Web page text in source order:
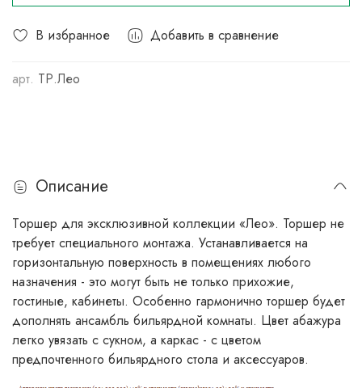
В избранное Добавить в сравнение
арт. ТР.Лео
Описание
Tоршер для эксклюзивной коллекции «Лео». Торшер не
требует специального монтажа. Устанавливается на
горизонтальную поверхность в помещениях любого
назначения - это могут быть не только прихожие,
гостиные, кабинеты. Особенно гармонично торшер будет
дополнять ансамбль бильярдной комнаты. Цвет абажура
легко увязать с сукном, а каркас - с цветом
предпочтенного бильярдного стола и аксессуаров.